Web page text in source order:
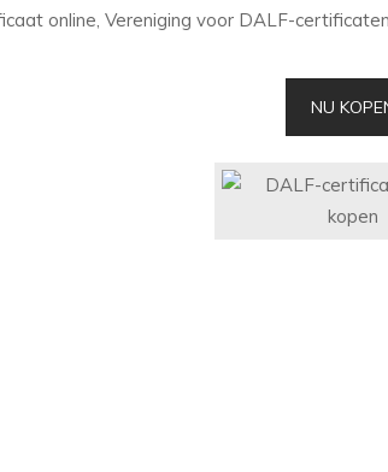
online, Vereniging voor DALF-certificaten
NU